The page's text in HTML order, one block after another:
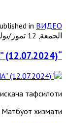
in ВИДЕО
الجمعة, 12 تموز/يوليو 2024 00:00
“ЖУМАДАН ЖУМАГАЧА” (12.07.2024)
тафсилоти
Матбуот хизмати